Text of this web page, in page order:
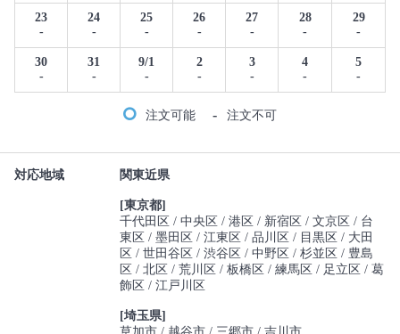
23
-
24
-
25
-
26
-
27
-
28
-
29
-
30
-
31
-
9/1
-
2
-
3
-
4
-
5
-
注文可能 - 注文不可
対応地域 関東近県
[東京都]
千代田区 中央区 港区 新宿区 文京区 台
東区 墨田区 江東区 品川区 目黒区 大田
区 世田谷区 渋谷区 中野区 杉並区 豊島
区 北区 荒川区 板橋区 練馬区 足立区 葛
飾区 江戸川区
[埼玉県]